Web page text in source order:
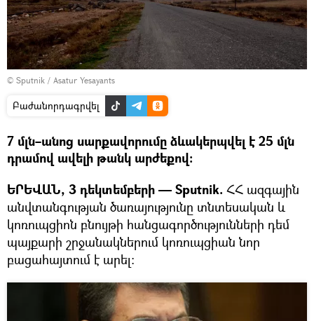
© Sputnik / Asatur Yesayants
Բաժանորդագրվել
7 մլն–անոց սարքավորումը ձևակերպվել է 25 մլն
դրամով ավելի թանկ արժեքով։
ԵՐԵՎԱՆ, 3 դեկտեմբերի — Sputnik. ՀՀ ազգային
անվտանգության ծառայությունը տնտեսական և
կոռուպցիոն բնույթի հանցագործությունների դեմ
պայքարի շրջանակներում կոռուպցիան նոր
բացահայտում է արել։